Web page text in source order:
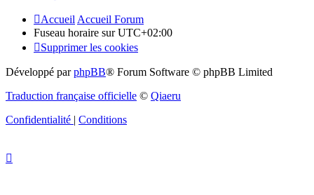
Accueil Accueil Forum
Fuseau horaire surUTC+02:00
Supprimer les cookies
Développé parphpBB® Forum Software © phpBB Limited
Traduction française officielle © Qiaeru
Confidentialité | Conditions